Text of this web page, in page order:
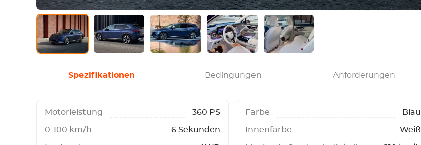
Spezifikationen Bedingungen Anforderungen
Motorleistung 360 PS
0-100 km/h 6 Sekunden
Farbe Blau
Innenfarbe Weiß